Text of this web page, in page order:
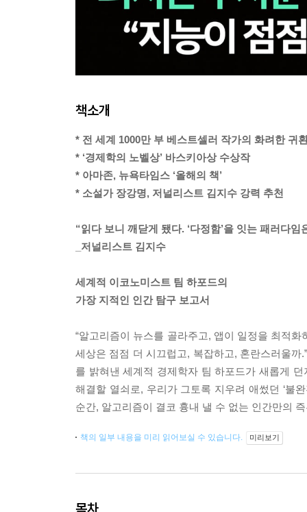
책소개
* 전 세계 1000만 부 베스트셀러 작가의 화려한 귀
* ‘경제학의 노벨상’ 바스키아상 수상작
* 아마존, 뉴욕타임스 ‘올해의 책’
* 소설가 장강명, 저널리스트 김지수 강력 추천
“읽다 보니 깨닫게 됐다. ‘다정함’을 잇는 패러다임
_저널리스트 김지수
세계적 이코노미스트 팀 하포드의
가장 지적인 인간 탐구 보고서
“알고리즘이 뉴스를 골라주고, 앱이 일정을 최적
세상은 점점 더 시끄럽고, 복잡하고, 혼란스러울
를 밝혀낸 세계적 경제학자 팀 하포드가 새롭게
해결할 열쇠로, 우리가 그토록 지우려 애썼던 ‘불
순간, 알고리즘이 결코 흉내 낼 수 없는 인간만의
책의 일부 내용을 미리 읽어보실 수 있습니다. 미리보기
목차